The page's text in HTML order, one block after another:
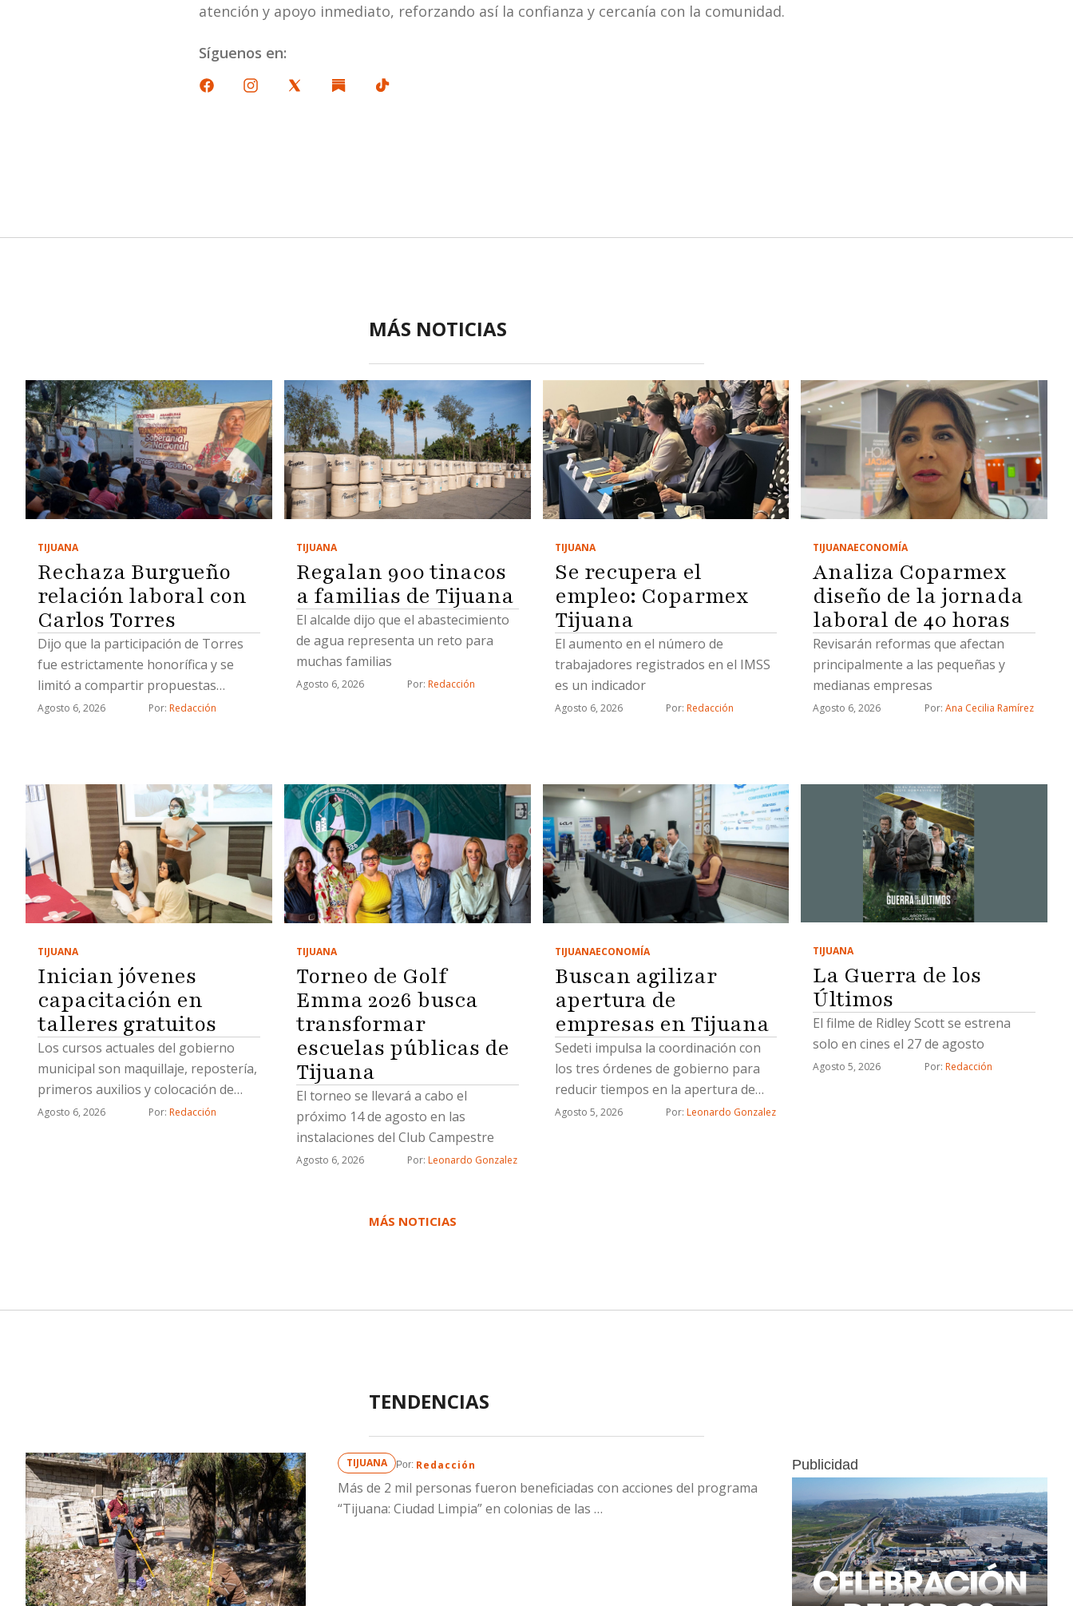
atención y apoyo inmediato, reforzando así la confianza y cercanía con la comunidad.
Síguenos en:
MÁS NOTICIAS
TIJUANA
Rechaza Burgueño
relación laboral con
Carlos Torres
Dijo que la participación de Torres
fue estrictamente honorífica y se
limitó a compartir propuestas
relacionadas con proyectos
Agosto 6, 2026 Por: Redacción
TIJUANA
Regalan 900 tinacos
a familias de Tijuana
El alcalde dijo que el abastecimiento
de agua representa un reto para
muchas familias
Agosto 6, 2026 Por: Redacción
TIJUANA
Se recupera el
empleo: Coparmex
Tijuana
El aumento en el número de
trabajadores registrados en el IMSS
es un indicador
Agosto 6, 2026 Por: Redacción
TIJUANAECONOMÍA
Analiza Coparmex
diseño de la jornada
laboral de 40 horas
Revisarán reformas que afectan
principalmente a las pequeñas y
medianas empresas
Agosto 6, 2026 Por: Ana Cecilia Ramírez
TIJUANA
Inician jóvenes
capacitación en
talleres gratuitos
Los cursos actuales del gobierno
municipal son maquillaje, repostería,
primeros auxilios y colocación de
uñas acrílicas
Agosto 6, 2026 Por: Redacción
TIJUANA
Torneo de Golf
Emma 2026 busca
transformar
escuelas públicas de
Tijuana
El torneo se llevará a cabo el
próximo 14 de agosto en las
instalaciones del Club Campestre
Agosto 6, 2026 Por: Leonardo Gonzalez
TIJUANAECONOMÍA
Buscan agilizar
apertura de
empresas en Tijuana
Sedeti impulsa la coordinación con
los tres órdenes de gobierno para
reducir tiempos en la apertura de
nuevos negocios
Agosto 5, 2026 Por: Leonardo Gonzalez
TIJUANA
La Guerra de los
Últimos
El filme de Ridley Scott se estrena
solo en cines el 27 de agosto
Agosto 5, 2026 Por: Redacción
MÁS NOTICIAS
TENDENCIAS
TIJUANA Por: Redacción
Más de 2 mil personas fueron beneficiadas con acciones del programa
“Tijuana: Ciudad Limpia” en colonias de las …
Publicidad